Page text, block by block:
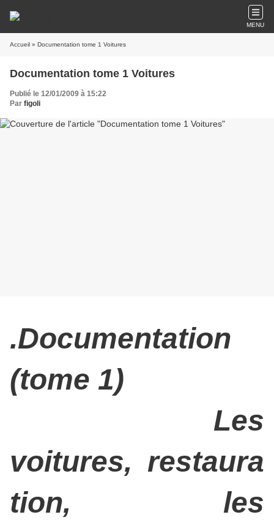
MENU
Accueil » Documentation tome 1 Voitures
Documentation tome 1 Voitures
Publié le 12/01/2009 à 15:22
Par figoli
.Documentation
(tome 1)
Les
voitures, restaura
tion, les